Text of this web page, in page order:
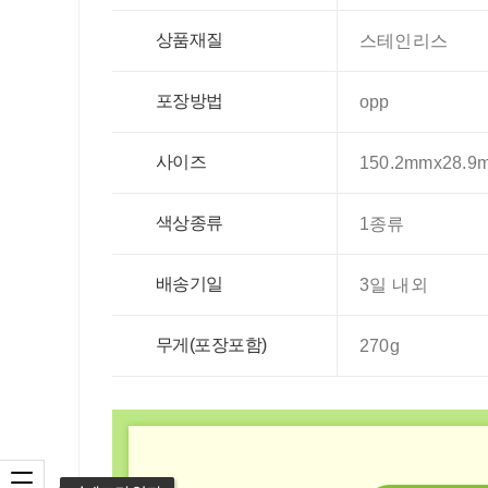
상품재질 스테인리스
포장방법 opp
사이즈
색상종류 1종류
배송기일 3일 내외
무게(포장포함) 270g